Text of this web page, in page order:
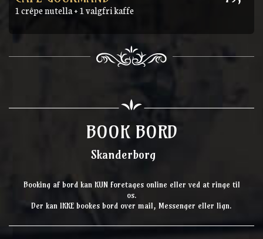
1 crêpe nutella + 1 valgfri kaffe
BOOK BORD
Skanderborg
Booking af bord kan KUN foretages online eller ved at ringe til
os.
Der kan IKKE bookes bord over mail, Messenger eller lign.